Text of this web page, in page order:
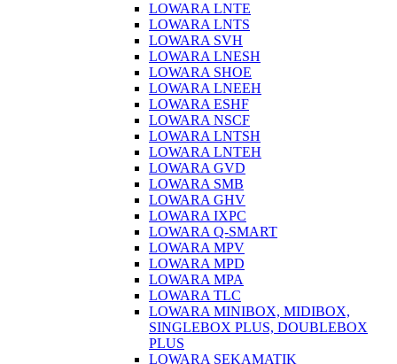
LOWARA LNTE
LOWARA LNTS
LOWARA SVH
LOWARA LNESH
LOWARA SHOE
LOWARA LNEEH
LOWARA ESHF
LOWARA NSCF
LOWARA LNTSH
LOWARA LNTEH
LOWARA GVD
LOWARA SMB
LOWARA GHV
LOWARA IXPС
LOWARA Q-SMART
LOWARA MPV
LOWARA MPD
LOWARA MPA
LOWARA TLC
LOWARA MINIBOX, MIDIBOX,
SINGLEBOX PLUS, DOUBLEBOX
PLUS
LOWARA SEKAMATIK